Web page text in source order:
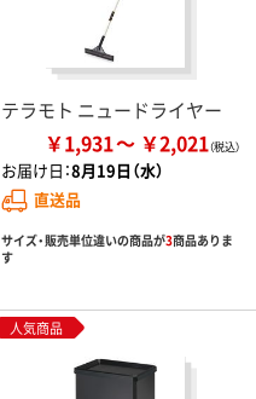
テラモト ニュードライヤー
￥1,931 ￥2,021
お届け日：8月19日（水）
直送品
サイズ・販売単位違いの商品が3商品ありま
す
人気商品